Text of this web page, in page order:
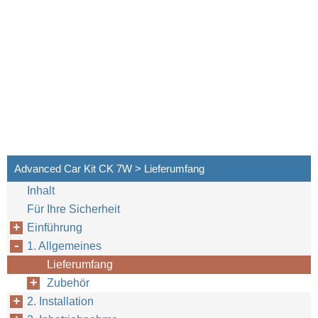
Advanced Car Kit CK 7W > Lieferumfang
Inhalt
Für Ihre Sicherheit
Einführung
1. Allgemeines
Lieferumfang
Zubehör
2. Installation